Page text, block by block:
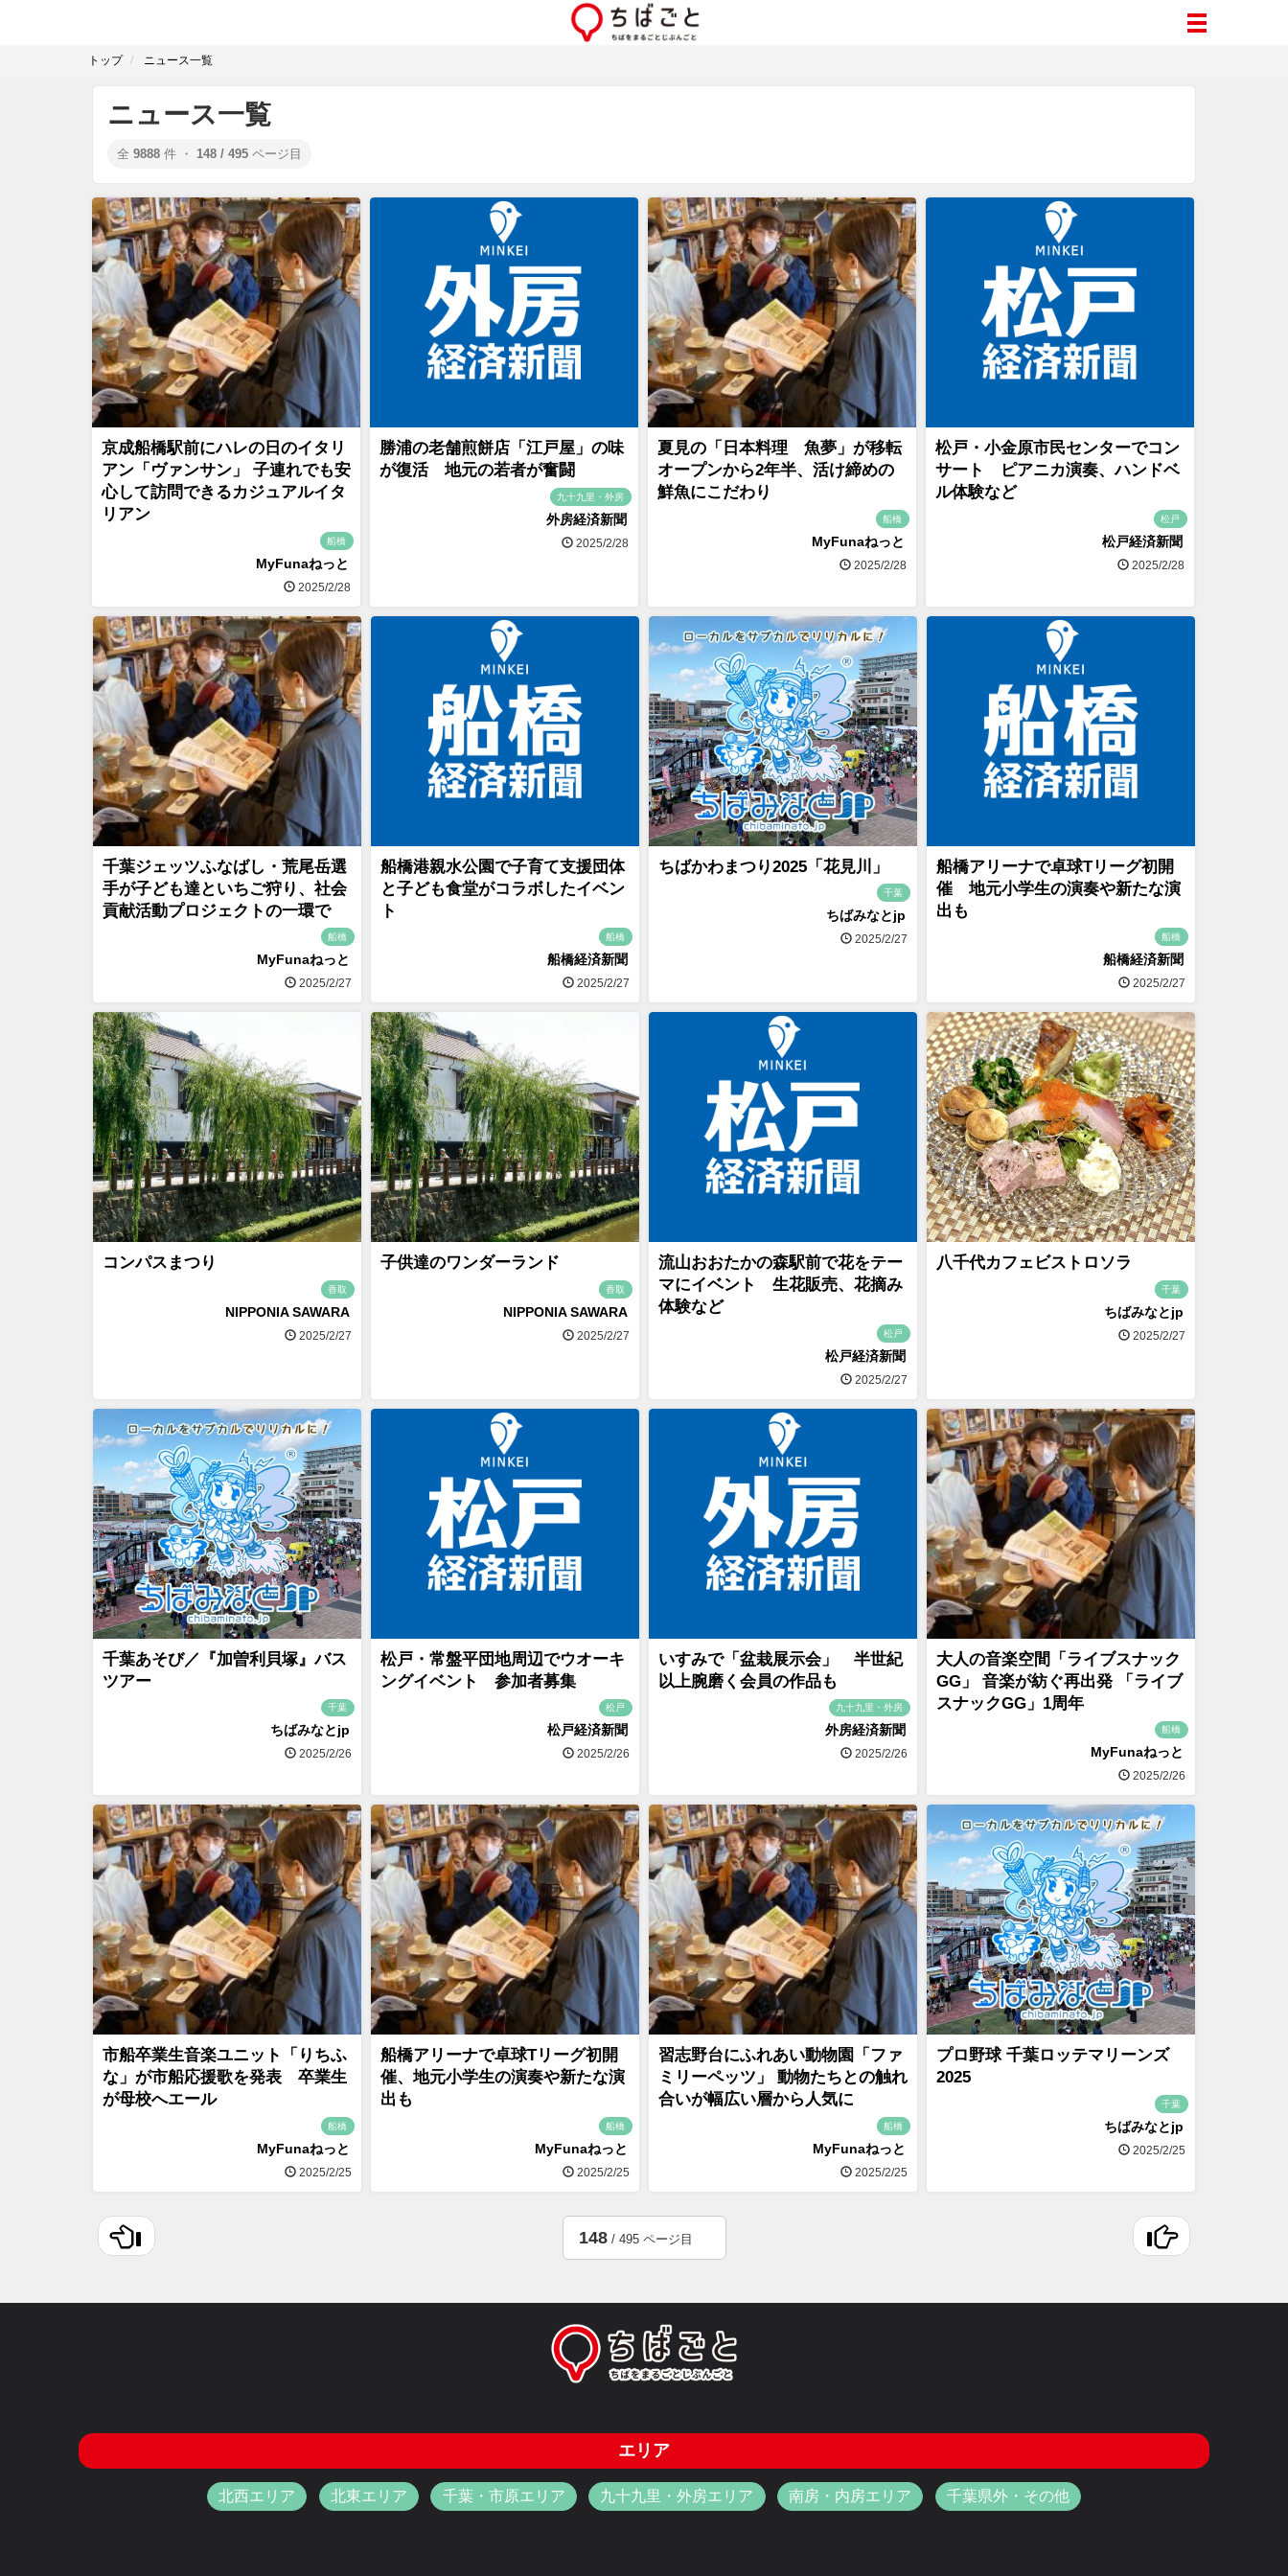
トップ ニュース一覧
ニュース一覧
全 9888 件 ・ 148 / 495 ページ目
京成船橋駅前にハレの日のイタリ
アン「ヴァンサン」 子連れでも安
心して訪問できるカジュアルイタ
リアン
船橋
MyFunaねっと
2025/2/28
勝浦の老舗煎餅店「江戸屋」の味
が復活 地元の若者が奮闘
九十九里・外房
外房経済新聞
2025/2/28
夏見の「日本料理 魚夢」が移転
オープンから2年半、活け締めの
鮮魚にこだわり
船橋
MyFunaねっと
2025/2/28
松戸・小金原市民センターでコン
サート ピアニカ演奏、ハンドベ
ル体験など
松戸
松戸経済新聞
2025/2/28
千葉ジェッツふなばし・荒尾岳選
手が子ども達といちご狩り、社会
貢献活動プロジェクトの一環で
船橋
MyFunaねっと
2025/2/27
船橋港親水公園で子育て支援団体
と子ども食堂がコラボしたイベン
ト
船橋
船橋経済新聞
2025/2/27
ちばかわまつり2025「花見川」
千葉
ちばみなとjp
2025/2/27
船橋アリーナで卓球Tリーグ初開
催 地元小学生の演奏や新たな演
出も
船橋
船橋経済新聞
2025/2/27
コンパスまつり
香取
NIPPONIA SAWARA
2025/2/27
子供達のワンダーランド
香取
NIPPONIA SAWARA
2025/2/27
流山おおたかの森駅前で花をテー
マにイベント 生花販売、花摘み
体験など
松戸
松戸経済新聞
2025/2/27
八千代カフェビストロソラ
千葉
ちばみなとjp
2025/2/27
千葉あそび／『加曽利貝塚』バス
ツアー
千葉
ちばみなとjp
2025/2/26
松戸・常盤平団地周辺でウオーキ
ングイベント 参加者募集
松戸
松戸経済新聞
2025/2/26
いすみで「盆栽展示会」 半世紀
以上腕磨く会員の作品も
九十九里・外房
外房経済新聞
2025/2/26
大人の音楽空間「ライブスナック
GG」 音楽が紡ぐ再出発 「ライブ
スナックGG」1周年
船橋
MyFunaねっと
2025/2/26
市船卒業生音楽ユニット「りちふ
な」が市船応援歌を発表 卒業生
が母校へエール
船橋
MyFunaねっと
2025/2/25
船橋アリーナで卓球Tリーグ初開
催、地元小学生の演奏や新たな演
出も
船橋
MyFunaねっと
2025/2/25
習志野台にふれあい動物園「ファ
ミリーペッツ」 動物たちとの触れ
合いが幅広い層から人気に
船橋
MyFunaねっと
2025/2/25
プロ野球 千葉ロッテマリーンズ
2025
千葉
ちばみなとjp
2025/2/25
148/ 495 ページ目
エリア
北西エリア 北東エリア 千葉・市原エリア 九十九里・外房エリア 南房・内房エリア 千葉県外・その他